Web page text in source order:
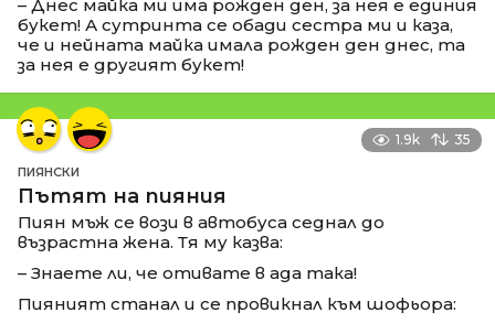
– Днес майка ми има рожден ден, за нея е единия
букет! А сутринта се обади сестра ми и каза,
че и нейната майка имала рожден ден днес, та
за нея е другият букет!
1.9k 35
ПИЯНСКИ
Пътят на пияния
Пиян мъж се вози в автобуса седнал до
възрастна жена. Тя му казва:
– Знаете ли, че отивате в ада така!
Пияният станал и се провикнал към шофьора: